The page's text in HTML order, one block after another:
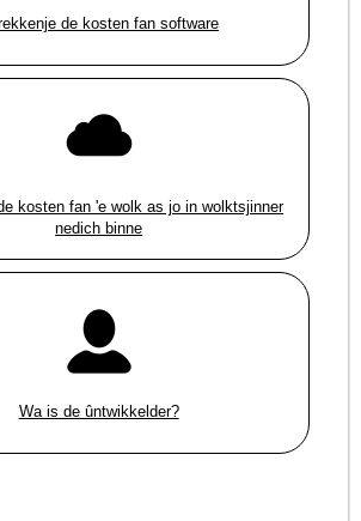
de kosten fan software
kosten fan 'e wolk as jo in wolktsjinner
nedich binne
Wa is de ûntwikkelder?